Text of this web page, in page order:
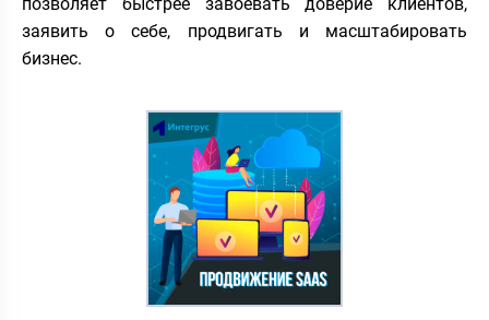
заявить о себе, продвигать и масштабировать
бизнес.